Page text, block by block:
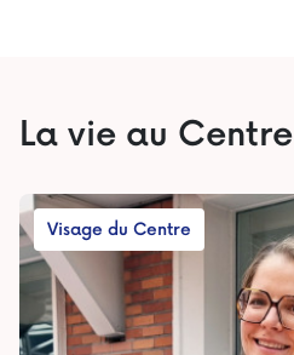
La vie au Centre
Visage du Centre